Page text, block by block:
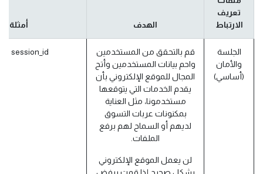
تعريف
الارتباط
الهدف أمثلة
الجلسة
والأمان
(أساسي)
قم بالتحقق من المستخدمين
واحم بيانات المستخدمين وأتح
المجال للموقع الإلكتروني بأن
يقدم الخدمات التي يتوقعها
مستخدمونا، مثل العناية
بمكنونات عربات التسوق
لديهم أو السماح لهم برفع
الملفات.
لن يعمل الموقع الإلكتروني
session_id (أودو)